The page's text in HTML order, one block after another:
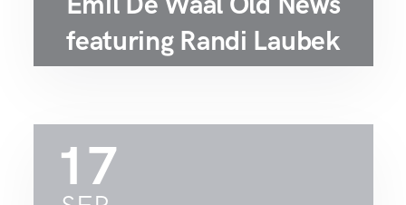
featuring Randi Laubek
17